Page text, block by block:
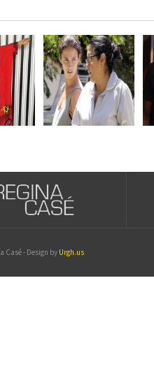
Casé - Design by Urgh.us